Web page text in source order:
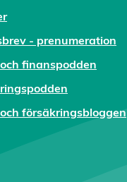
- prenumeration
finanspodden
försäkringsbloggen